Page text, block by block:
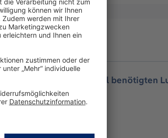
mit der individuell benötigten